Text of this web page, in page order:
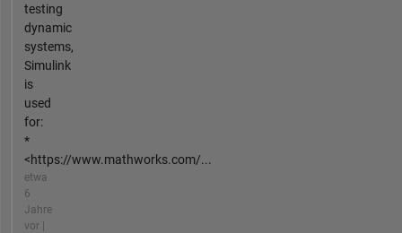
testing
dynamic
systems,
Simulink
is
used
for:
*
<https://www.mathworks.com/...
etwa
6
Jahre
vor |